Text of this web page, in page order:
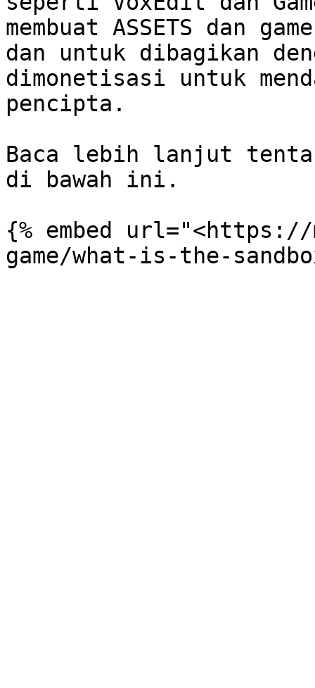
membuat ASSETS dan
dan untuk dibagikan
dimonetisasi untuk
pencipta.
Baca lebih lanjut
di bawah ini.
{% embed url="<https://